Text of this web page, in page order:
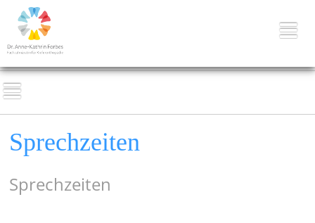
Sprechzeiten
Sprechzeiten